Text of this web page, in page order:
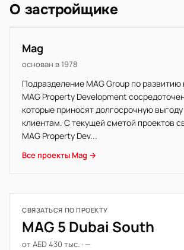
О застройщике
Mag
основан в 1978
Подразделение MAG Group по
MAG Property Development
которые приносят долгосрочную
клиентам. С текущей сметой проектов
MAG Property Dev...
Все проекты Mag →
СВЯЗАТЬСЯ ПО ПРОЕКТУ
MAG 5 Dubai South
от AED 430 тыс. · —